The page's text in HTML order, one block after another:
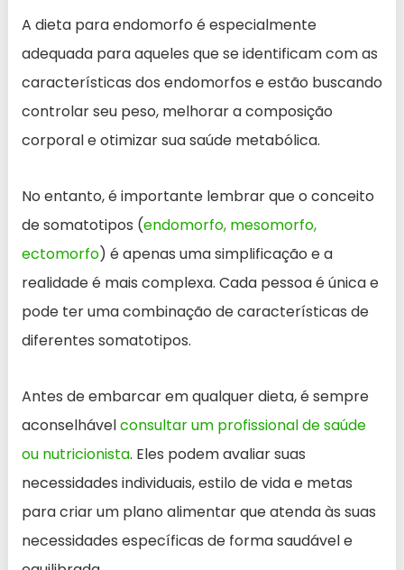
A dieta para endomorfo é especialmente
adequada para aqueles que se identificam com as
características dos endomorfos e estão buscando
controlar seu peso, melhorar a composição
corporal e otimizar sua saúde metabólica.
No entanto, é importante lembrar que o conceito
de somatotipos (endomorfo, mesomorfo,
ectomorfo) é apenas uma simplificação e a
realidade é mais complexa. Cada pessoa é única e
pode ter uma combinação de características de
diferentes somatotipos.
Antes de embarcar em qualquer dieta, é sempre
aconselhávelconsultar um profissional de saúde
ou nutricionista. Eles podem avaliar suas
necessidades individuais, estilo de vida e metas
para criar um plano alimentar que atenda às suas
necessidades específicas de forma saudável e